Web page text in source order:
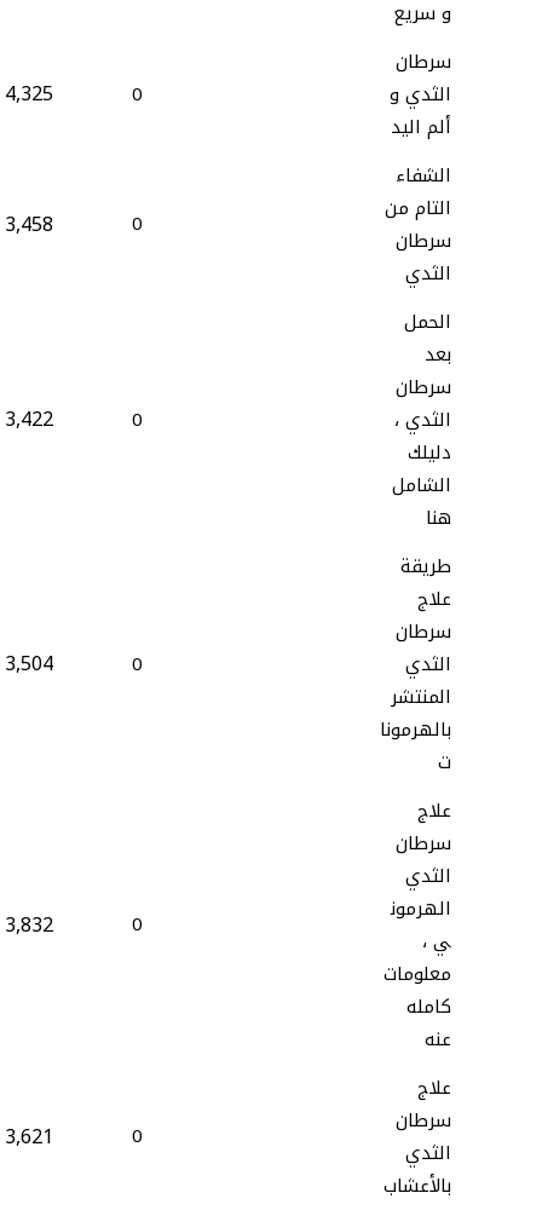
و سريع
سرطان
الثدي و
ألم اليد
0
4,325
الشفاء
التام من
سرطان
الثدي
0
3,458
الحمل
بعد
سرطان
الثدي ،
دليلك
الشامل
هنا
0
3,422
طريقة
علاج
سرطان
الثدي
المنتشر
بالهرمونا
ت
0
3,504
علاج
سرطان
الثدي
الهرمون
ي ،
معلومات
كامله
عنه
0
3,832
علاج
سرطان
الثدي
بالأعشاب
0
3,621